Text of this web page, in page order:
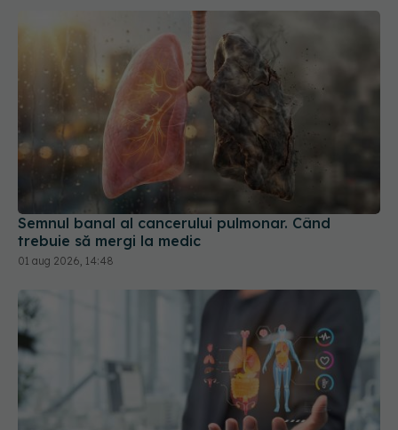
Semnul banal al cancerului pulmonar. Când
trebuie să mergi la medic
01 aug 2026, 14:48